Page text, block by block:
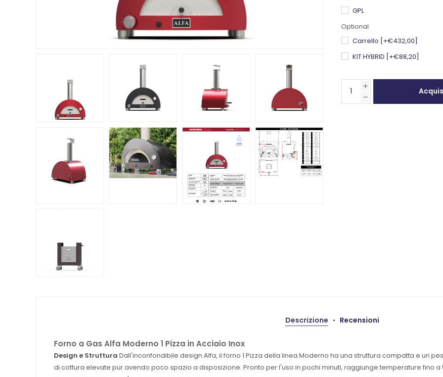
GPL
Optional
Carrello [+€432,00]
KIT HYBRID [+€88,20]
Descrizione Recensioni
Forno a Gas Alfa Moderno 1 Pizza in Acciaio Inox
Design e Struttura Dall'inconfondibile design Alfa, il forno 1 Pizza della linea Moderno ha una struttura compatta e un
di cottura elevate pur avendo poco spazio a disposizione. Pronto per l'uso in pochi minuti, raggiunge temperature fino